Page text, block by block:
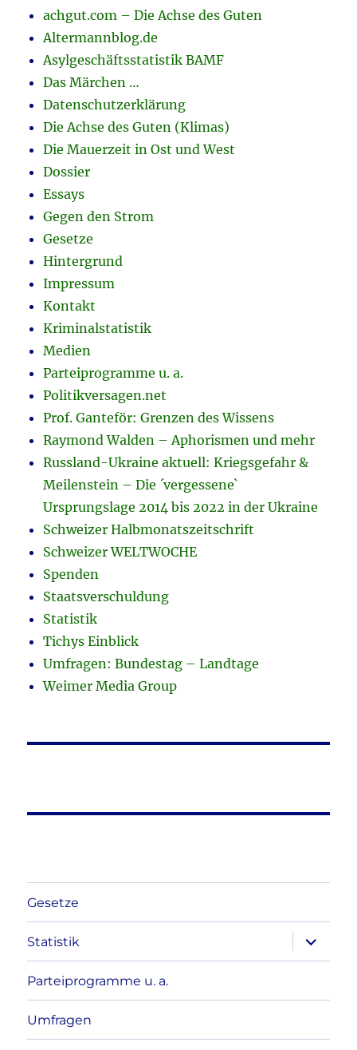
achgut.com – Die Achse des Guten
Altermannblog.de
Asylgeschäftsstatistik BAMF
Das Märchen …
Datenschutzerklärung
Die Achse des Guten (Klimas)
Die Mauerzeit in Ost und West
Dossier
Essays
Gegen den Strom
Gesetze
Hintergrund
Impressum
Kontakt
Kriminalstatistik
Medien
Parteiprogramme u. a.
Politikversagen.net
Prof. Ganteför: Grenzen des Wissens
Raymond Walden – Aphorismen und mehr
Russland-Ukraine aktuell: Kriegsgefahr &
Meilenstein – Die ´vergessene`
Ursprungslage 2014 bis 2022 in der Ukraine
Schweizer Halbmonatszeitschrift
Schweizer WELTWOCHE
Spenden
Staatsverschuldung
Statistik
Tichys Einblick
Umfragen: Bundestag – Landtage
Weimer Media Group
Gesetze
Statistik
anzeigen
Parteiprogramme u. a.
Umfragen